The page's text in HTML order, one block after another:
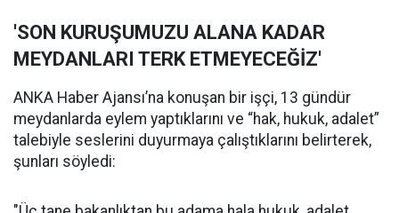
'SON KURUŞUMUZU ALANA KADAR
MEYDANLARI TERK ETMEYECEĞİZ'
ANKA Haber Ajansı’na konuşan bir işçi, 13 gündür
meydanlarda eylem yaptıklarını ve “hak, hukuk, adalet”
talebiyle seslerini duyurmaya çalıştıklarını belirterek,
şunları söyledi: